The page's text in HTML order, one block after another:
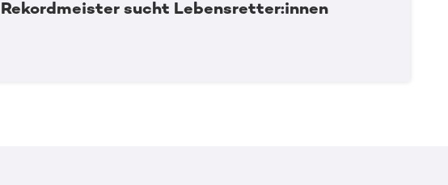
Rekordmeister sucht Lebensretter:innen